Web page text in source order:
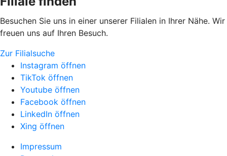
Besuchen Sie uns in einer unserer Filialen in Ihrer Nähe. Wir
freuen uns auf Ihren Besuch.
Zur Filialsuche
Instagram öffnen
TikTok öffnen
Youtube öffnen
Facebook öffnen
LinkedIn öffnen
Xing öffnen
Impressum